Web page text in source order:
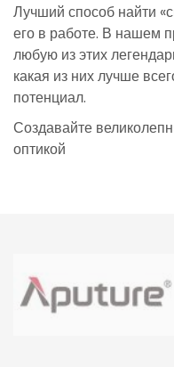
Лучший способ найти
его в работе. В нашем
любую из этих
какая из них лучше
потенциал.
Создавайте
оптикой